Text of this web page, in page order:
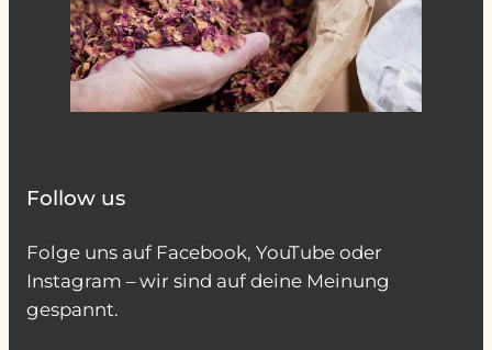
Follow us
Folge uns auf Facebook, YouTube oder
Instagram – wir sind auf deine Meinung
gespannt.